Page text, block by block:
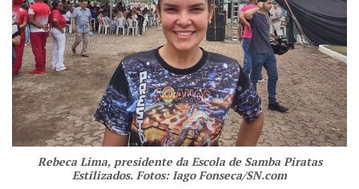
Rebeca Lima, presidente da Escola de Samba Piratas
Estilizados. Fotos: Iago Fonseca/SN.com